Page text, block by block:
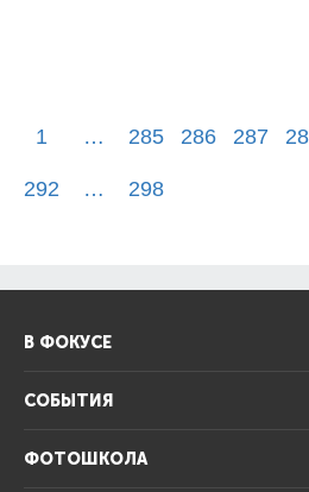
1 … 285 286 287
292 … 298
В ФОКУСЕ
СОБЫТИЯ
ФОТОШКОЛА